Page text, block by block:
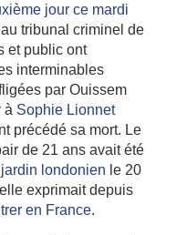
jour ce mardi
tribunal criminel de
et public ont
interminables
par Ouissem
à Sophie Lionnet
précédé sa mort. Le
de 21 ans avait été
londonien le 20
exprimait depuis
en France.